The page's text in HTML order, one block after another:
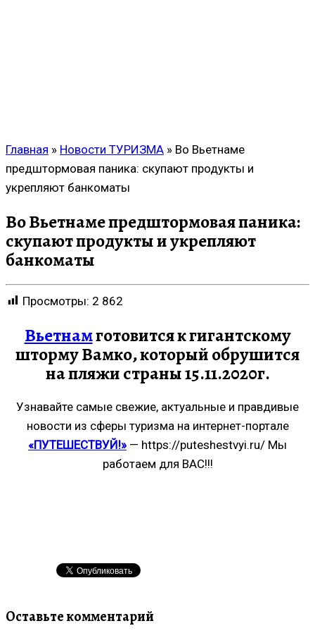
Главная » Новости ТУРИЗМА » Во Вьетнаме
предштормовая паника: скупают продукты и
укрепляют банкоматы
Во Вьетнаме предштормовая паника:
скупают продукты и укрепляют
банкоматы
Просмотры: 2 862
Вьетнамготовится к гигантскому
шторму Вамко, который обрушится
на пляжи страны 15.11.2020г.
Узнавайте самые свежие, актуальные и правдивые
новости из сферы туризма на интернет-портале
«ПУТЕШЕСТВУЙ!» — https://puteshestvyi.ru/ Мы
работаем для ВАС!!!
Оставьте комментарий